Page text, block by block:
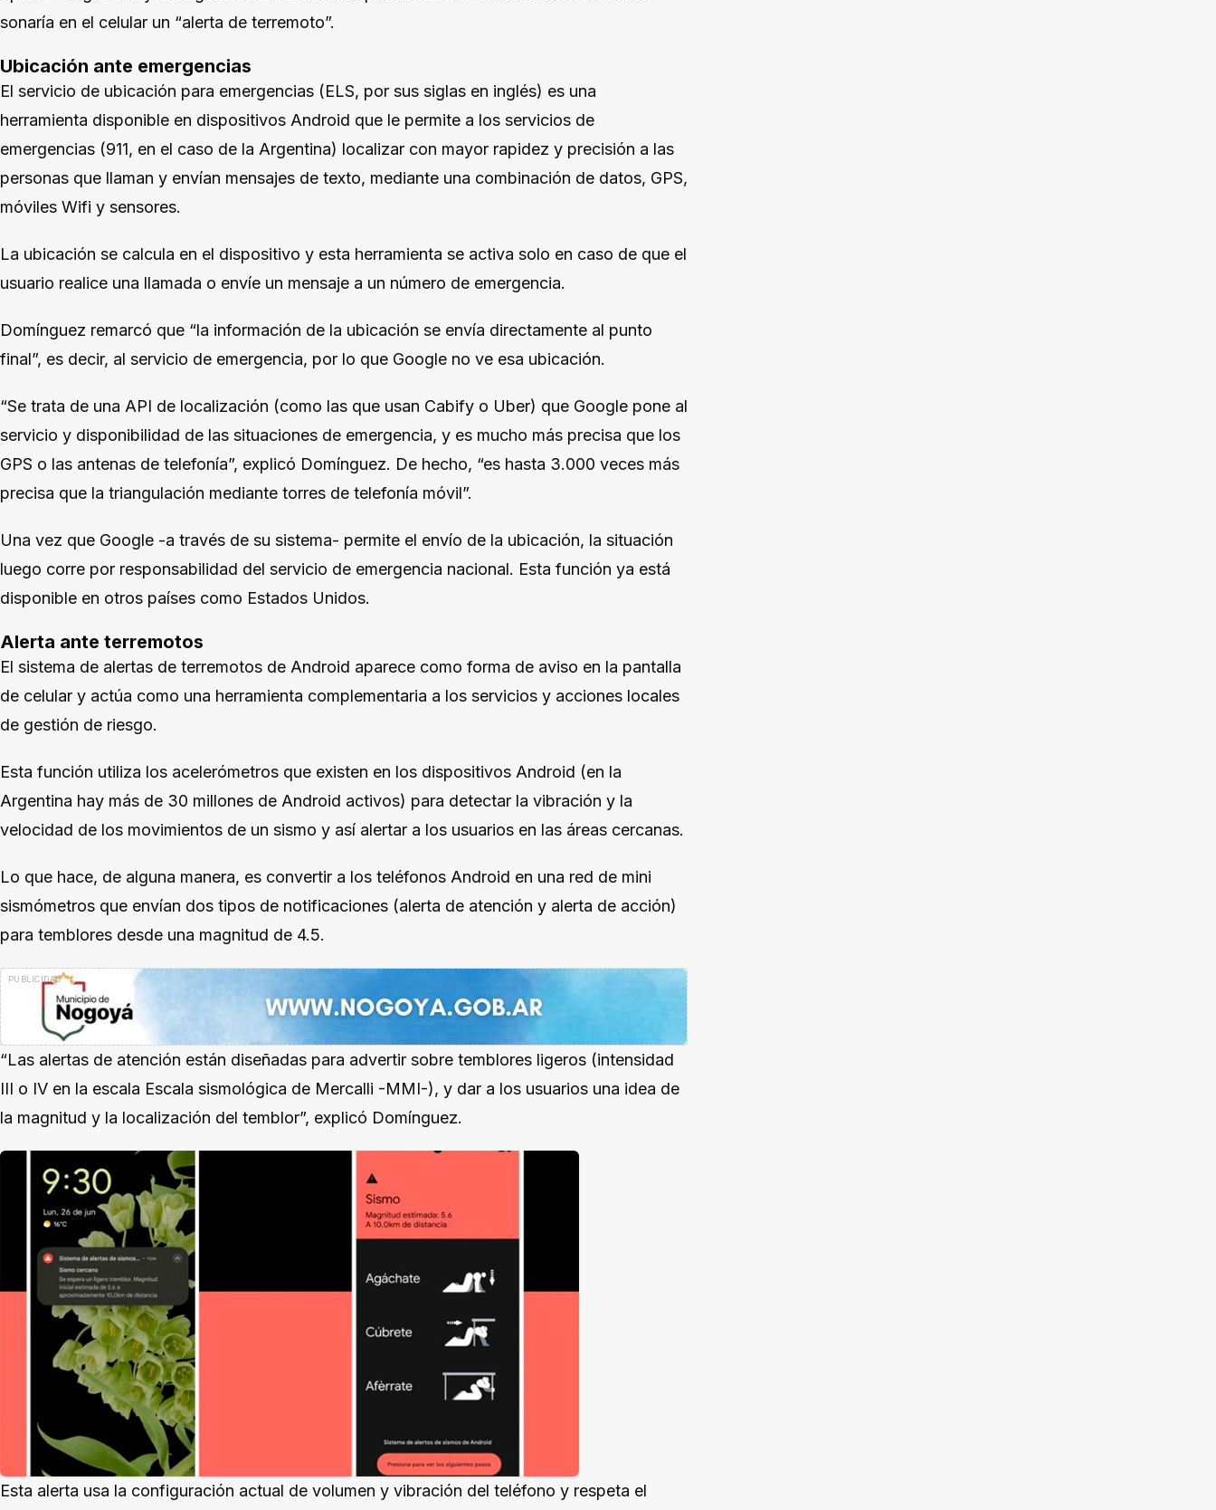
sonaría en el celular un “alerta de terremoto”.
Ubicación ante emergencias
El servicio de ubicación para emergencias (ELS, por sus siglas en inglés) es una
herramienta disponible en dispositivos Android que le permite a los servicios de
emergencias (911, en el caso de la Argentina) localizar con mayor rapidez y precisión a las
personas que llaman y envían mensajes de texto, mediante una combinación de datos, GPS,
móviles Wifi y sensores.
La ubicación se calcula en el dispositivo y esta herramienta se activa solo en caso de que el
usuario realice una llamada o envíe un mensaje a un número de emergencia.
Domínguez remarcó que “la información de la ubicación se envía directamente al punto
final”, es decir, al servicio de emergencia, por lo que Google no ve esa ubicación.
“Se trata de una API de localización (como las que usan Cabify o Uber) que Google pone al
servicio y disponibilidad de las situaciones de emergencia, y es mucho más precisa que los
GPS o las antenas de telefonía”, explicó Domínguez. De hecho, “es hasta 3.000 veces más
precisa que la triangulación mediante torres de telefonía móvil”.
Una vez que Google -a través de su sistema- permite el envío de la ubicación, la situación
luego corre por responsabilidad del servicio de emergencia nacional. Esta función ya está
disponible en otros países como Estados Unidos.
Alerta ante terremotos
El sistema de alertas de terremotos de Android aparece como forma de aviso en la pantalla
de celular y actúa como una herramienta complementaria a los servicios y acciones locales
de gestión de riesgo.
Esta función utiliza los acelerómetros que existen en los dispositivos Android (en la
Argentina hay más de 30 millones de Android activos) para detectar la vibración y la
velocidad de los movimientos de un sismo y así alertar a los usuarios en las áreas cercanas.
Lo que hace, de alguna manera, es convertir a los teléfonos Android en una red de mini
sismómetros que envían dos tipos de notificaciones (alerta de atención y alerta de acción)
para temblores desde una magnitud de 4.5.
“Las alertas de atención están diseñadas para advertir sobre temblores ligeros (intensidad
III o IV en la escala Escala sismológica de Mercalli -MMI-), y dar a los usuarios una idea de
la magnitud y la localización del temblor”, explicó Domínguez.
Esta alerta usa la configuración actual de volumen y vibración del teléfono y respeta el